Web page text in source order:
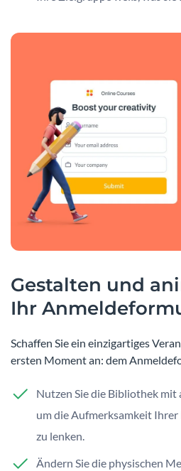
Gestalten und
Ihr
Schaffen Sie ein einzigartiges
ersten Moment an: dem
Nutzen Sie die Bibliothek mit
um die Aufmerksamkeit
zu lenken.
Ändern Sie die physischen